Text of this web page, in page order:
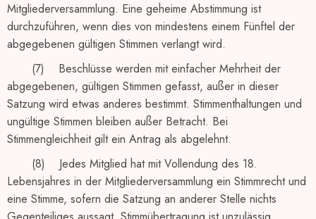
Mitgliederversammlung. Eine geheime Abstimmung ist
durchzuführen, wenn dies von mindestens einem Fünftel der
abgegebenen gültigen Stimmen verlangt wird.
(7) Beschlüsse werden mit einfacher Mehrheit der
abgegebenen, gültigen Stimmen gefasst, außer in dieser
Satzung wird etwas anderes bestimmt. Stimmenthaltungen und
ungültige Stimmen bleiben außer Betracht. Bei
Stimmengleichheit gilt ein Antrag als abgelehnt.
(8) Jedes Mitglied hat mit Vollendung des 18.
Lebensjahres in der Mitgliederversammlung ein Stimmrecht und
eine Stimme, sofern die Satzung an anderer Stelle nichts